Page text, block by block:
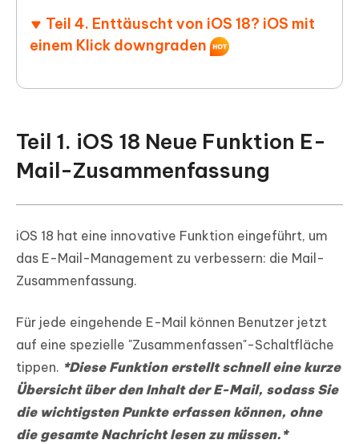
Teil 4. Enttäuscht von iOS 18? iOS mit
einem Klick downgraden
Teil 1. iOS 18 Neue Funktion E-
Mail-Zusammenfassung
iOS 18 hat eine innovative Funktion eingeführt, um
das E-Mail-Management zu verbessern: die Mail-
Zusammenfassung.
Für jede eingehende E-Mail können Benutzer jetzt
auf eine spezielle "Zusammenfassen"-Schaltfläche
tippen. *Diese Funktion erstellt schnell eine kurze
Übersicht über den Inhalt der E-Mail, sodass Sie
die wichtigsten Punkte erfassen können, ohne
die gesamte Nachricht lesen zu müssen.*